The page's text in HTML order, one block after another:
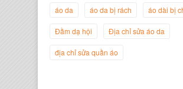
Nguyễn Đắc Định
Giám Đốc Công ty Twist Potato
áo da áo da bị rách áo dài bị
Đầm dạ hội Địa chỉ sửa áo da
địa chỉ sửa quần áo